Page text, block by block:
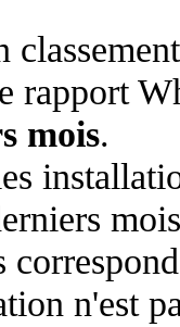
rapport
mois.
n'est